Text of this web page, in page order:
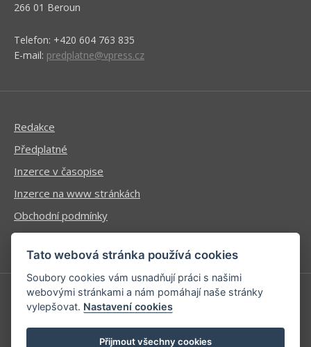
266 01 Beroun
Telefon: +420 604 763 835
E-mail: predplatne@vpress.cz
Redakce
Předplatné
Inzerce v časopise
Inzerce na www stránkách
Obchodní podmínky
Ochrana osobních údajů
Příhlášení | Registrace
Kontaktní informace
Tato webová stránka používá cookies
Soubory cookies vám usnadňují práci s našimi
webovými stránkami a nám pomáhají naše stránky
vylepšovat. Nastavení cookies
Přijmout všechny cookies